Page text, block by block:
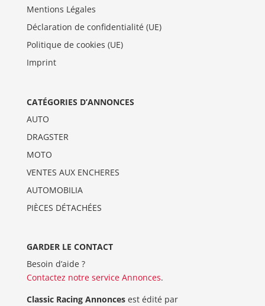
Mentions Légales
Déclaration de confidentialité (UE)
Politique de cookies (UE)
Imprint
CATÉGORIES D’ANNONCES
AUTO
DRAGSTER
MOTO
VENTES AUX ENCHERES
AUTOMOBILIA
PIÈCES DÉTACHÉES
GARDER LE CONTACT
Besoin d’aide ?
Contactez notre service Annonces.
Classic Racing Annoncesest édité par